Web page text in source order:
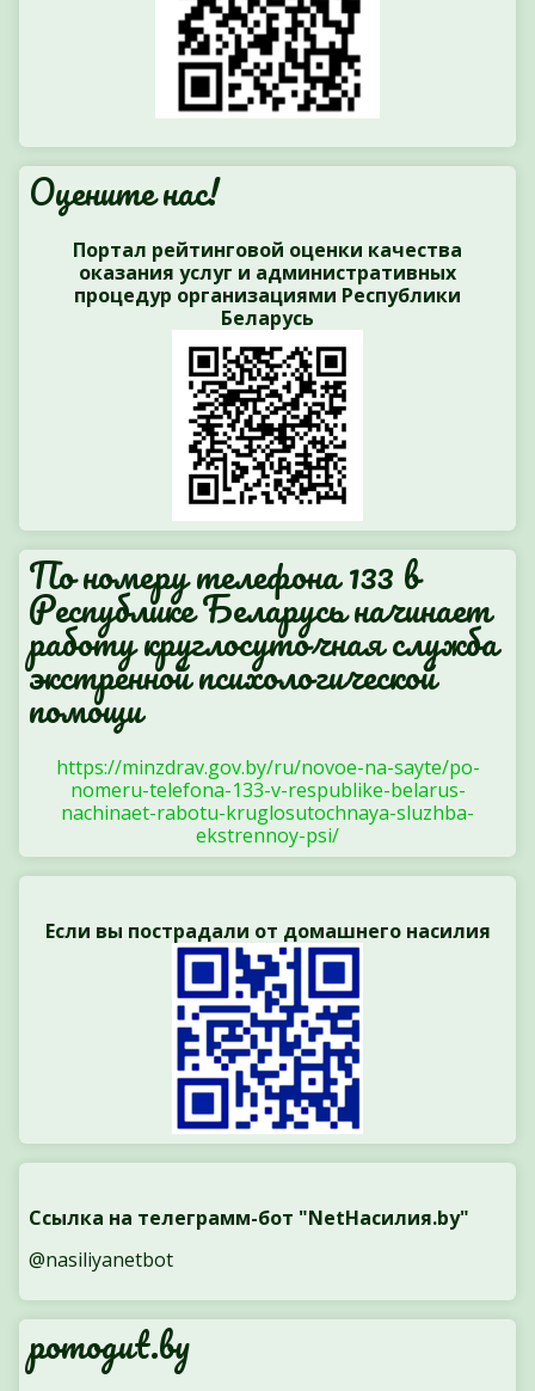
Оцените нас!
Портал рейтинговой оценки качества
оказания услуг и административных
процедур организациями Республики
Беларусь
По номеру телефона 133 в
Республике Беларусь начинает
работу круглосуточная служба
экстренной психологической
помощи
https://minzdrav.gov.by/ru/novoe-na-sayte/po-
nomeru-telefona-133-v-respublike-belarus-
nachinaet-rabotu-kruglosutochnaya-sluzhba-
ekstrennoy-psi/
Если вы пострадали от домашнего насилия
Ссылка на телеграмм-бот "NetНасилия.by"
@nasiliyanetbot
pomogut.by